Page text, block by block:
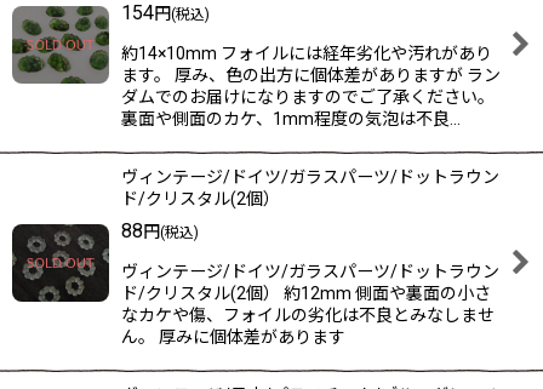
154円(税込)
約14×10mm フォイルには経年劣化や汚れがあり
ます。 厚み、色の出方に個体差がありますが ラン
ダムでのお届けになりますのでご了承ください。
裏面や側面のカケ、1mm程度の気泡は不良…
ヴィンテージ/ドイツ/ガラスパーツ/ドットラウン
ド/クリスタル(2個）
88円(税込)
ヴィンテージ/ドイツ/ガラスパーツ/ドットラウン
ド/クリスタル(2個） 約12mm 側面や裏面の小さ
なカケや傷、フォイルの劣化は不良とみなしませ
ん。 厚みに個体差があります